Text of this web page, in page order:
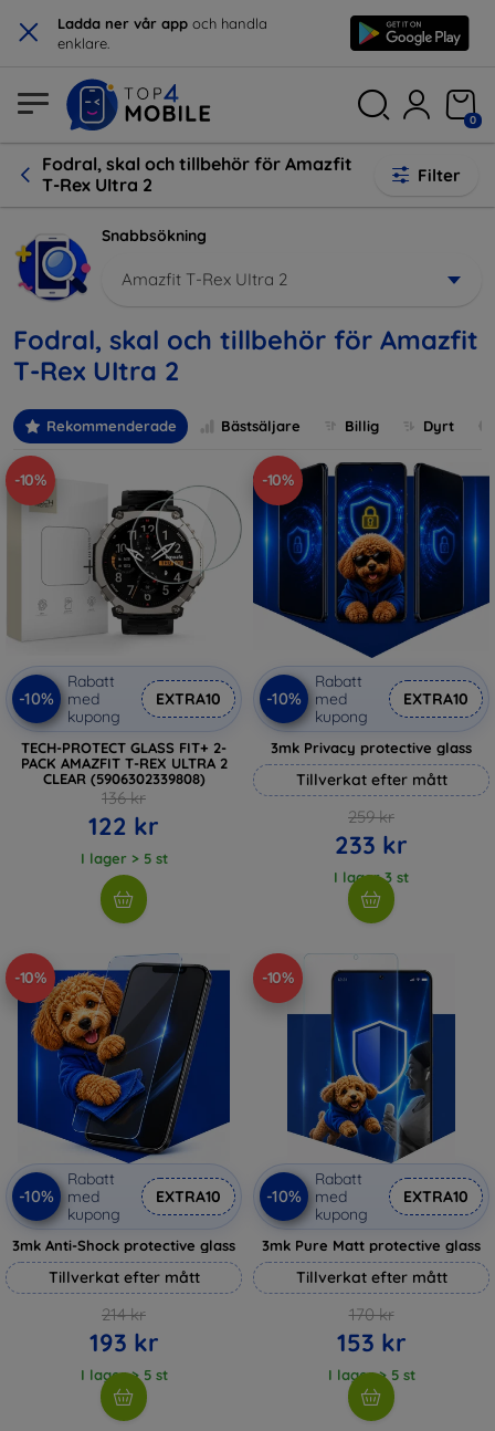
× Ladda ner vår app och handla
enklare.
0
Fodral, skal och tillbehör för Amazfit
T-Rex UItra 2
Filter
Snabbsökning
Amazfit T-Rex UItra 2
Fodral, skal och tillbehör för Amazfit
T-Rex UItra 2
Rekommenderade Bästsäljare Billig Dyrt
-10%
-10%
Rabatt
med
kupong
EXTRA10
TECH-PROTECT GLASS FIT+ 2-
PACK AMAZFIT T-REX ULTRA 2
CLEAR (5906302339808)
136 kr
122 kr
I lager > 5 st
-10%
-10%
Rabatt
med
kupong
EXTRA10
3mk Privacy protective glass
Tillverkat efter mått
259 kr
233 kr
I lager 3 st
-10%
-10%
Rabatt
med
kupong
EXTRA10
3mk Anti-Shock protective glass
Tillverkat efter mått
214 kr
193 kr
I lager > 5 st
-10%
-10%
Rabatt
med
kupong
EXTRA10
3mk Pure Matt protective glass
Tillverkat efter mått
170 kr
153 kr
I lager > 5 st